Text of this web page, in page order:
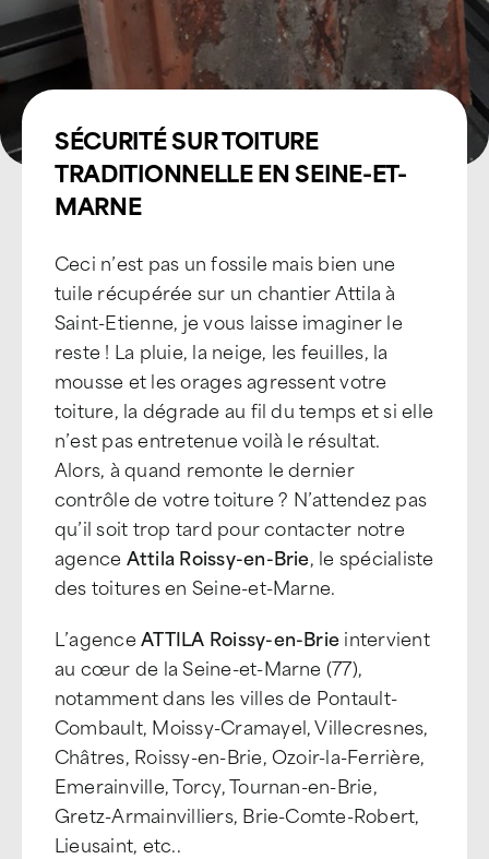
Devenir Franchisé
SÉCURITÉ SUR TOITURE
TRADITIONNELLE EN SEINE-ET-
MARNE
Ceci n’est pas un fossile mais bien une
tuile récupérée sur un chantier Attila à
Saint-Etienne, je vous laisse imaginer le
reste ! La pluie, la neige, les feuilles, la
mousse et les orages agressent votre
toiture, la dégrade au fil du temps et si elle
n’est pas entretenue voilà le résultat.
Alors, à quand remonte le dernier
contrôle de votre toiture ? N’attendez pas
qu’il soit trop tard pour contacter notre
agence Attila Roissy-en-Brie, le spécialiste
des toitures en Seine-et-Marne.
L’agenceATTILA Roissy-en-Brieintervient
au cœur de la Seine-et-Marne (77),
notamment dans les villes de Pontault-
Combault, Moissy-Cramayel, Villecresnes,
Châtres, Roissy-en-Brie, Ozoir-la-Ferrière,
Emerainville, Torcy, Tournan-en-Brie,
Gretz-Armainvilliers, Brie-Comte-Robert,
Lieusaint, etc..